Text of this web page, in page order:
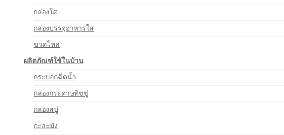
กล่องใส
กล่องบรรจุอาหารใส
ขวดโหล
ผลิตภัณฑ์ใช้ในบ้าน
กระบอกฉีดน้ำ
กล่องกระดาษทิชชู่
กล่องสบู่
กะละมัง